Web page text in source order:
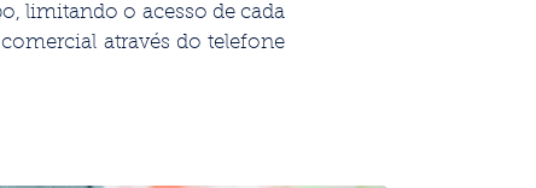
limitando o acesso de cada
através do telefone